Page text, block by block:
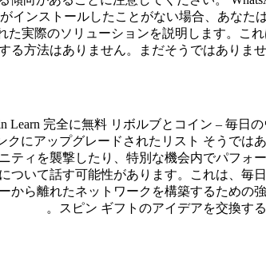
ンストールしたことがない場合、あなた
実際のソリューションを説明します。こ
方法はありません。まだそうではありま
Learn 完全に無料 リボルブとコイン – 毎日
クにアップグレードされたリスト そうでは
ティを襲撃したり、特別な機会内でパフォ
ついて話す可能性があります。これは、毎
から離れたネットワークを構築するための
スピン ギフトのアイデアを交換す